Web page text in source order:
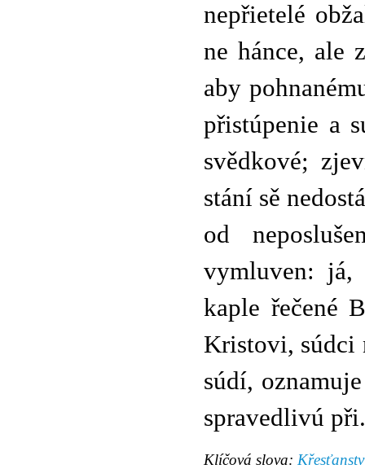
nepřietelé
ne hánce, ale
aby
přistúpenie a
svědkové;
stání sě
od
vymluven: já,
kaple řečené
Kristovi, súdci
súdí,
spravedlivú při.
Klíčová slova: